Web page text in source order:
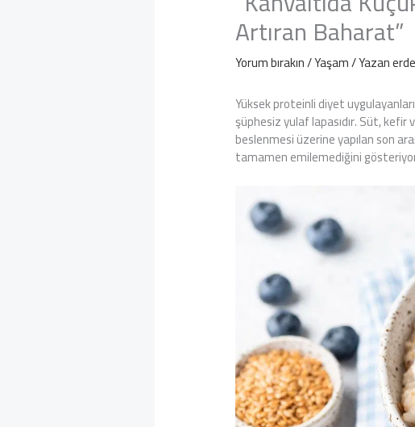
Artıran Baharat”
Yorum bırakın/Yaşam/ Yazan
Yüksek proteinli diyet
şüphesiz yulaf lapasıdır. Süt,
beslenmesi üzerine yapılan son
tamamen emilemediğini